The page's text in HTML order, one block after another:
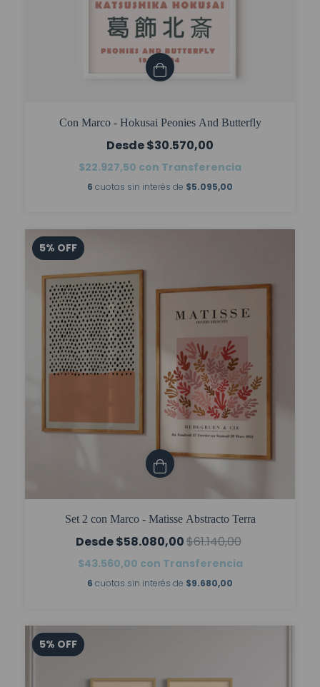
Con Marco - Hokusai Peonies And Butterfly
$30.570,00
$22.927,50 con Transferencia
6 cuotas sin interés de $5.095,00
5% OFF
Set 2 con Marco - Matisse Abstracto Terra
$58.080,00$61.140,00
$43.560,00 con Transferencia
6 cuotas sin interés de $9.680,00
5% OFF